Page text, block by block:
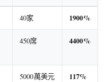
40家 1900%
450席 4400%
5000萬美元
117%